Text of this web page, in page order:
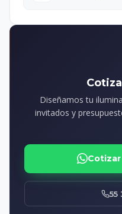
Diseñamos tu
invitados y
55